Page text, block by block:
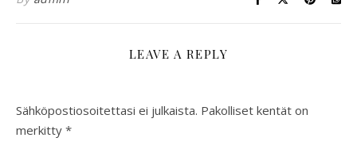
LEAVE A REPLY
Sähköpostiosoitettasi ei julkaista. Pakolliset kentät on
merkitty *